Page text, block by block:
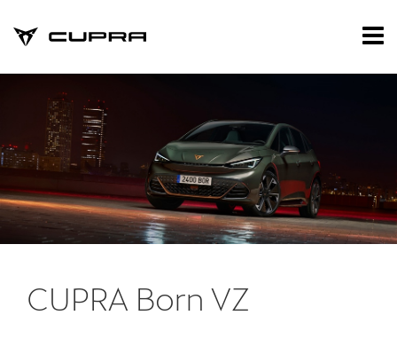
Privatleasing
Brugte biler
Værksted
CUPRA Born VZ